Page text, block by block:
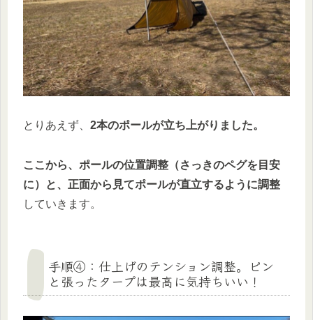
とりあえず、 2本のポールが立ち上がりました。
ここから、ポールの位置調整（さっきのペグを目安
に）と、正面から見てポールが直立するように調整
していきます。
手順④：仕上げのテンション調整。ピン
と張ったタープは最高に気持ちいい！